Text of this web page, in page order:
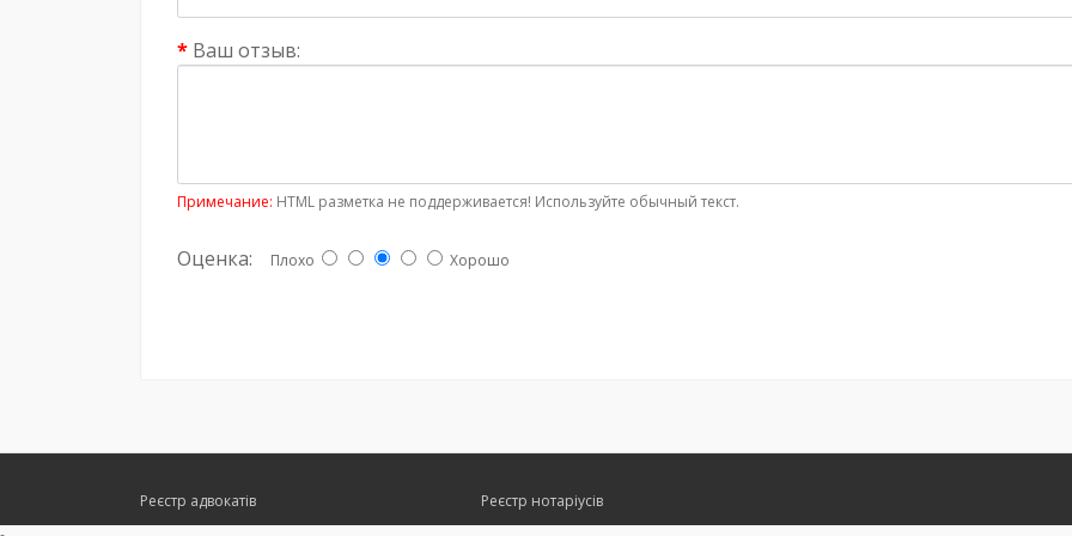
Ваш отзыв:
Примечание: HTML разметка не поддерживается! Используйте обычный текст.
Оценка: Плохо Хорошо
Реєстр адвокатів Реєстр нотаріусів